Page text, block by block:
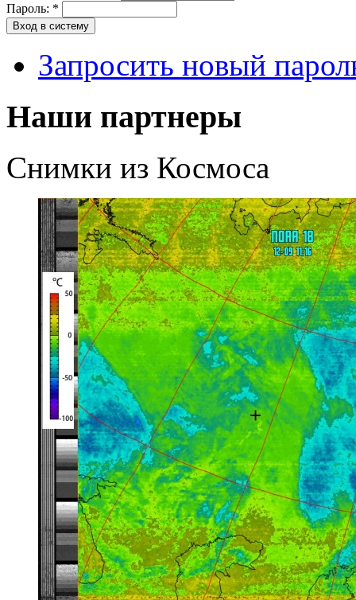
Пароль: *
Запросить новый
Наши партнеры
Снимки из Космоса